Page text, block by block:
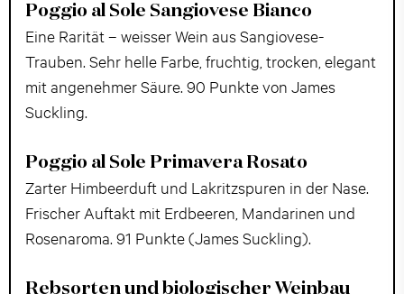
Poggio al Sole Sangiovese Bianco
Eine Rarität – weisser Wein aus Sangiovese-
Trauben. Sehr helle Farbe, fruchtig, trocken, elegant
mit angenehmer Säure. 90 Punkte von James
Suckling.
Poggio al Sole Primavera Rosato
Zarter Himbeerduft und Lakritzspuren in der Nase.
Frischer Auftakt mit Erdbeeren, Mandarinen und
Rosenaroma. 91 Punkte (James Suckling).
Rebsorten und biologischer Weinbau